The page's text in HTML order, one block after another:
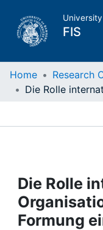
FIS
Home
Projects
People
Home Research
Die Rolle
Formung